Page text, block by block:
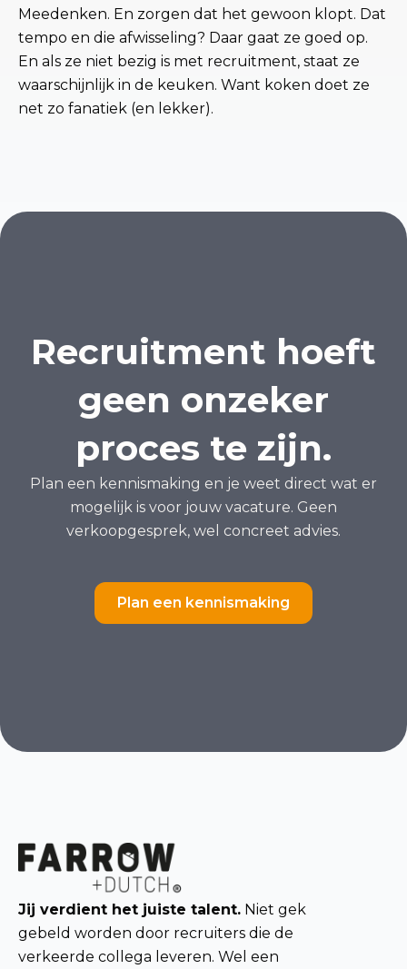
Meedenken. En zorgen dat het gewoon klopt. Dat
tempo en die afwisseling? Daar gaat ze goed op.
En als ze niet bezig is met recruitment, staat ze
waarschijnlijk in de keuken. Want koken doet ze
net zo fanatiek (en lekker).
Recruitment hoeft
geen onzeker
proces te zijn.
Plan een kennismaking en je weet direct wat er
mogelijk is voor jouw vacature. Geen
verkoopgesprek, wel concreet advies.
Plan een kennismaking
Jij verdient het juiste talent. Niet gek
gebeld worden door recruiters die de
verkeerde collega leveren. Wel een